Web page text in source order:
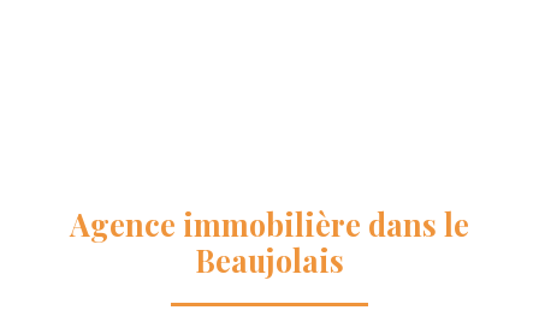
Agence immobilière dans le
Beaujolais